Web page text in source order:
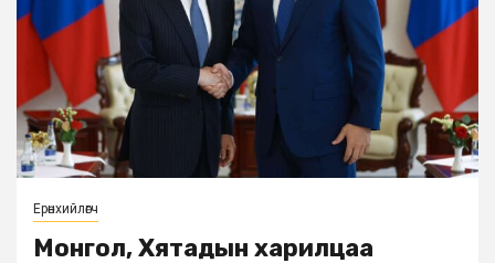
Ерөнхийлөгч
Монгол, Хятадын харилцаа